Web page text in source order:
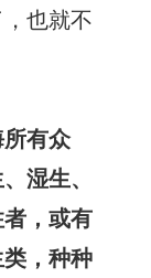
也就不
有众
湿生、
，或有
，种种